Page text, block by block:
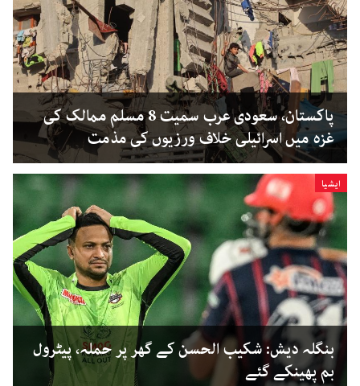
پاکستان، سعودی عرب سمیت 8 مسلم ممالک کی
غزہ میں اسرائیلی خلاف ورزیوں کی مذمت
ایشیا
بنگلہ دیش: شکیب الحسن کے گھر پر حملہ، پیٹرول
بم پھینکے گئے